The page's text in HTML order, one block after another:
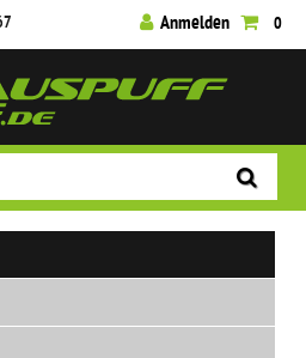
Anmelden 0